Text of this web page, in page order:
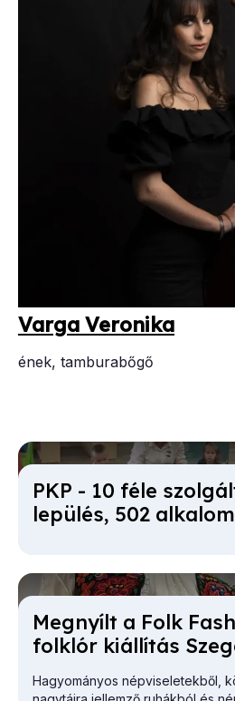
Var­ga Ve­ro­ni­ka
ének, tamburabőgő
PKP - 10 fé­le
le­pü­lés, 502
Meg­nyílt a Folk
folk­lór ki­ál­lí­tás
Hagyományos népviseletekből,